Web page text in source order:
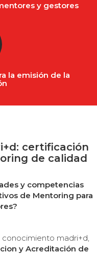
y gestores
la emisión de la
certificación
de calidad
y competencias
de Mentoring para
conocimiento madri+d,
y Acreditación de